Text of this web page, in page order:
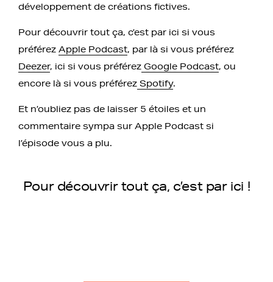
développement de créations fictives.
Pour découvrir tout ça, c’est par ici si vous
préférez Apple Podcast, par là si vous préférez
Deezer, ici si vous préférez Google Podcast, ou
encore là si vous préférez Spotify.
Et n’oubliez pas de laisser 5 étoiles et un
commentaire sympa sur Apple Podcast si
l’épisode vous a plu.
Pour découvrir tout ça, c’est par ici !